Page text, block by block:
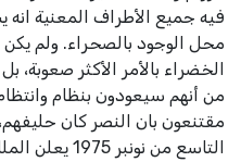
فيه جميع الأطراف المعنية
محل الوجود بالصحراء. ولم
الخضراء بالأمر الأكثر صعوبة،
من أنهم سيعودون بنظام
مقتنعون بان النصر كان
التاسع من